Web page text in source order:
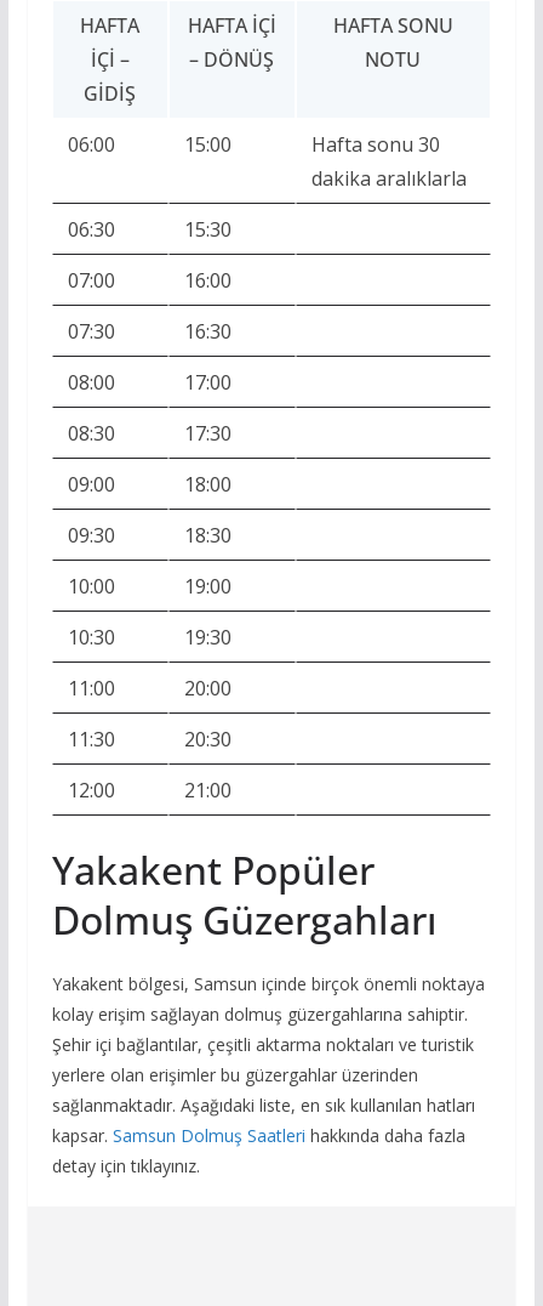
HAFTA
İÇI –
GIDIŞ
HAFTA İÇI
– DÖNÜŞ
HAFTA SONU
NOTU
06:00 15:00
Hafta sonu 30
dakika aralıklarla
06:30
15:30
07:00
16:00
07:30
16:30
08:00
17:00
08:30
17:30
09:00
18:00
09:30
18:30
10:00
19:00
10:30
19:30
11:00
20:00
11:30
20:30
12:00
21:00
Yakakent Popüler
Dolmuş Güzergahları
Yakakent bölgesi, Samsun içinde birçok önemli noktaya
kolay erişim sağlayan dolmuş güzergahlarına sahiptir.
Şehir içi bağlantılar, çeşitli aktarma noktaları ve turistik
yerlere olan erişimler bu güzergahlar üzerinden
sağlanmaktadır. Aşağıdaki liste, en sık kullanılan hatları
kapsar. Samsun Dolmuş Saatleri hakkında daha fazla
detay için tıklayınız.